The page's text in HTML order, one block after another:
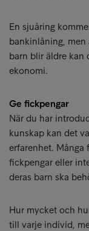
En sjuåring
bankinlåning,
barn blir äldre kan
ekonomi.
Ge fickpengar
När du har
kunskap kan det
erfarenhet. Många
fickpengar eller
deras barn ska
Hur mycket och
till varje individ,